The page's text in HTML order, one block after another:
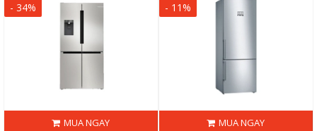
- 34%
MUA NGAY
- 11%
MUA NGAY